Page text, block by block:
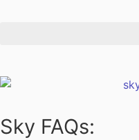
Sky FAQs: